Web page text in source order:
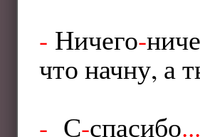
- Ничего-
что начну, а
- С-спасибо...